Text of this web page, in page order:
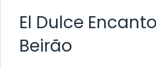
El Dulce
Beirão